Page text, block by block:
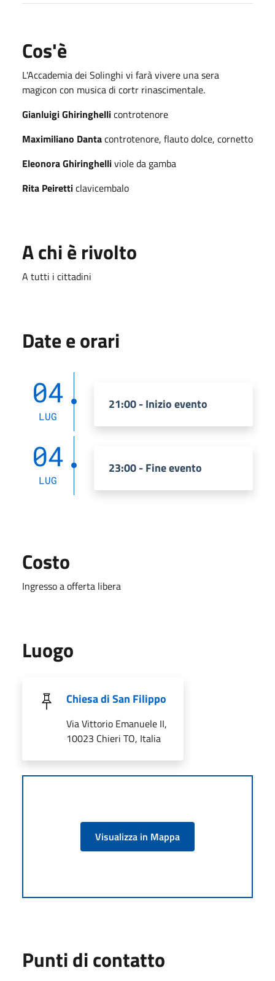
Cos'è
L'Accademia dei Solinghi vi farà vivere una sera
magicon con musica di cortr rinascimentale.
Gianluigi Ghiringhellicontrotenore
Maximiliano Dantacontrotenore, flauto dolce, cornetto
Eleonora Ghiringhelliviole da gamba
Rita Peiretticlavicembalo
A chi è rivolto
A tutti i cittadini
Date e orari
04
LUG
21:00 - Inizio evento
04
LUG
23:00 - Fine evento
Costo
Ingresso a offerta libera
Luogo
Chiesa di San Filippo
Via Vittorio Emanuele II,
10023 Chieri TO, Italia
Visualizza in Mappa
Punti di contatto